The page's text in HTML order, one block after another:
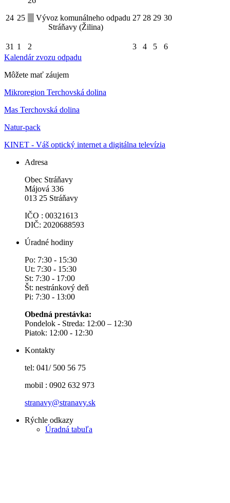
24 25
Vývoz komunálneho odpadu
Stráňavy (Žilina)
27 28 29 30
31 1 2 3 4 5
6
Kalendár zvozu odpadu
Môžete mať záujem
Mikroregion Terchovská dolina
Mas Terchovská dolina
Natur-pack
KINET - Váš optický internet a digitálna televízia
Adresa
Obec Stráňavy
Májová 336
013 25 Stráňavy
IČO : 00321613
DIČ: 2020688593
Úradné hodiny
Po: 7:30 - 15:30
Ut: 7:30 - 15:30
St: 7:30 - 17:00
Št: nestránkový deň
Pi: 7:30 - 13:00
Obedná prestávka:
Pondelok - Streda: 12:00 – 12:30
Piatok: 12:00 - 12:30
Kontakty
tel: 041/ 500 56 75
mobil : 0902 632 973
stranavy@stranavy.sk
Rýchle odkazy
Úradná tabuľa